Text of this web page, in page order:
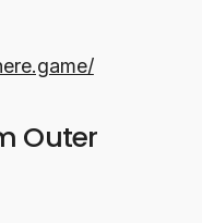
Outer